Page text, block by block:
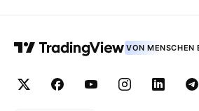
VON MENSCHEN